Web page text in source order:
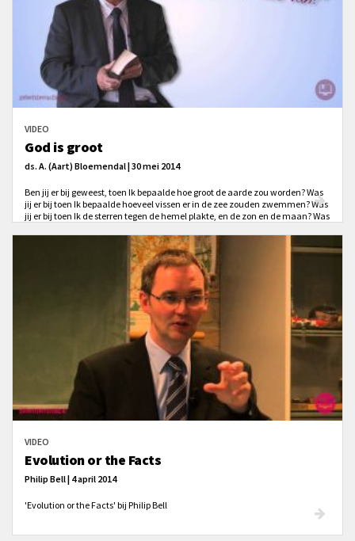
VIDEO
God is groot
ds. A. (Aart) Bloemendal | 30 mei 2014
Ben jij er bij geweest, toen Ik bepaalde hoe groot de aarde zou worden? Was
jij er bij toen Ik bepaalde hoeveel vissen er in de zee zouden zwemmen? Was
jij er bij toen Ik de sterren tegen de hemel plakte, en de zon en de maan? Was
bepaalde hoeveel hazen er in het veld zouden lopen? Als je daar over
nadenkt, dan word je toch zo klein...
VIDEO
Evolution or the Facts
Philip Bell | 4 april 2014
'Evolution or the Facts' bij Philip Bell